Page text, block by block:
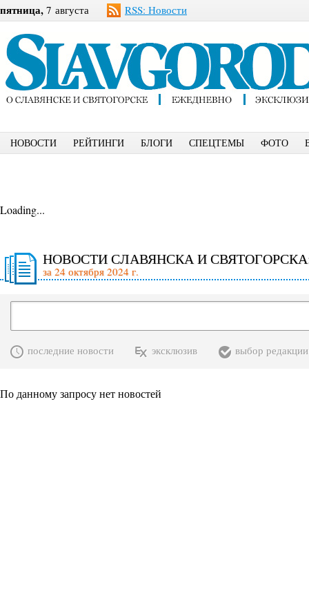
пятница, 7 августа RSS: Новости
НОВОСТИ РЕЙТИНГИ БЛОГИ СПЕЦТЕМЫ ФОТО
Loading...
НОВОСТИ СЛАВЯНСКА И
за 24 октября 2024 г.
последние новости эксклюзив выбор редакции
По данному запросу нет новостей